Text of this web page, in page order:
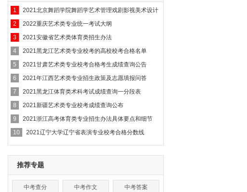
1
2021北京舞蹈学院舞蹈学艺术管理戏剧影视美术设计
专业
2
2022重庆艺术类专业统一考试大纲
3
2021安徽省艺术类体育类招生办法
4
2021黑龙江艺术类专业校考的高校校考合格名单
5
2021甘肃艺术类专业校考合格考生成绩查询公告
6
2021年江西艺术类专业招生政策及志愿填报问答
7
2021黑龙江体育类术科考试成绩查询一分段表
8
2021新疆艺术类专业校考成绩查询公布
9
2021浙江高考体育类专业招生办法具体要点和细节
10
2021辽宁大学辽宁省表演专业校考合格分数线
推荐专题
中考查分 中考作文 中考答案